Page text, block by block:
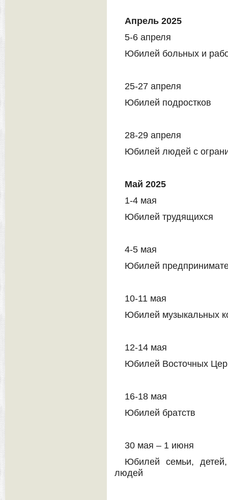
Апрель 2025
5-6 апреля
Юбилей больных и
25-27 апреля
Юбилей подростков
28-29 апреля
Юбилей людей с
Май 2025
1-4 мая
Юбилей трудящихся
4-5 мая
Юбилей
10-11 мая
Юбилей музыкальных
12-14 мая
Юбилей Восточных
16-18 мая
Юбилей братств
30 мая – 1 июня
Юбилей семьи,
людей